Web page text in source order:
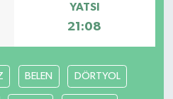
YATSI
21:08
BELEN DÖRTYOL